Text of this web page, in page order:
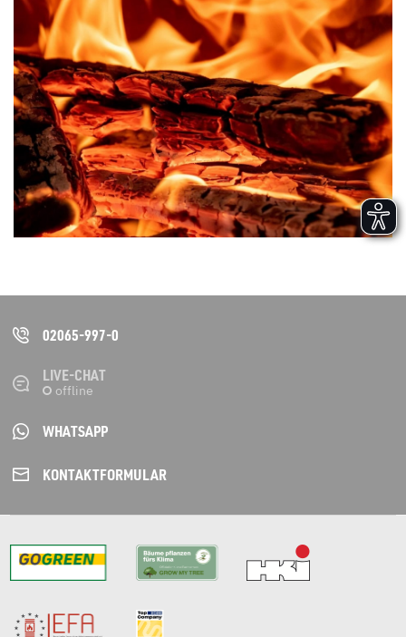
02065-997-0
LIVE-CHAT
WHATSAPP
KONTAKT­FORMULAR